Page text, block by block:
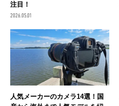
注目！
2026.05.01
人気メーカーのカメラ14選！国